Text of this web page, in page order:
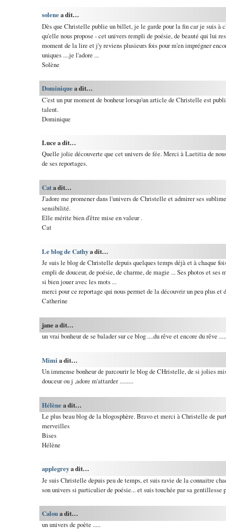
solenea dit…
Dès que Christelle publie un billet, je le garde pour la fin car je suis à
qu'elle nous propose - cet univers rempli de poésie, de beauté qui lui
moment de la lire et j'y reviens plusieurs fois pour m'en imprégner
uniques ....je l'adore ...
Solène
Dominiquea dit…
C'est un pur moment de bonheur lorsqu'un article de Christelle est
talent.
Dominique
Luce a dit…
Quelle jolie découverte que cet univers de fée. Merci à Laetitia de
de ses reportages.
Cata dit…
J'adore me promener dans l'univers de Christelle et admirer ses
sensibilité.
Elle mérite bien d'être mise en valeur .
Cat
Le blog de Cathya dit…
Je suis le blog de Christelle depuis quelques temps déjà et à chaque
empli de douceur, de poésie, de charme, de magie ... Ses photos et
si bien jouer avec les mots ...
merci pour ce reportage qui nous permet de la découvrir un peu plus et
Catherine
jane a dit…
un vrai bonheur de se balader sur ce blog ....du rêve et encore du rêve .....
Mimi a dit…
Un immense bonheur de parcourir le blog de CHristelle, de si jolies
douceur ou j ,adore m'attarder .........
Hélènea dit…
Le plus beau blog de la blogosphère. Bravo et merci à Christelle de
merveilles
Bises
Hélène
applegreya dit…
Je suis Christelle depuis peu de temps, et suis ravie de la connaitre
son univers si particulier de poésie... et suis touchée par sa gentillesse
Caloua dit…
un univers de poète .....